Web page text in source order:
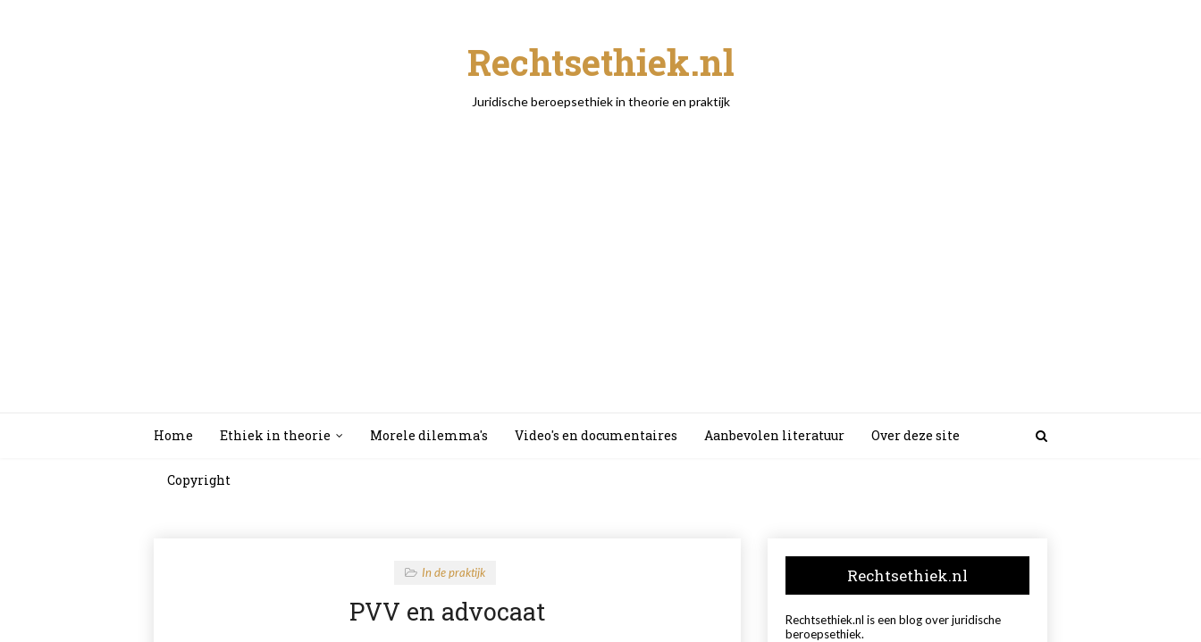
Rechtsethiek.nl
Juridische beroepsethiek in theorie en praktijk
Home Ethiek in theorie Morele dilemma's Video's en documentaires Aanbevolen literatuur Over deze site
Copyright
In de praktijk
PVV en advocaat
Rechtsethiek.nl
Rechtsethiek.nl is een blog over juridische
beroepsethiek.